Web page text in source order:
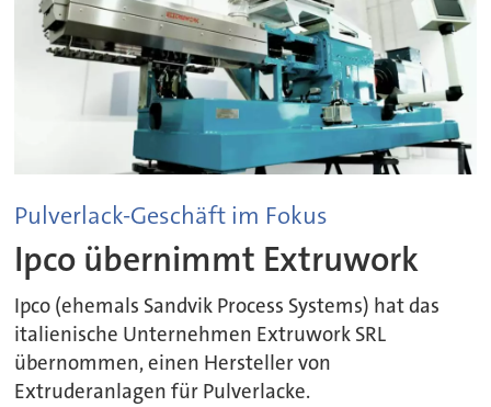
Pulverlack-Geschäft im Fokus
Ipco übernimmt Extruwork
Ipco (ehemals Sandvik Process Systems) hat das
italienische Unternehmen Extruwork SRL
übernommen, einen Hersteller von
Extruderanlagen für Pulverlacke.